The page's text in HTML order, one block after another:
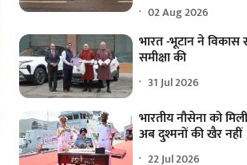
02 Aug 2026
भारत -भूटान ने विकास
समीक्षा की
31 Jul 2026
भारतीय नौसेना को
अब दुश्मनों की खैर नहीं
22 Jul 2026